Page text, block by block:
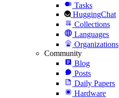
Tasks
HuggingChat
Collections
Languages
Organizations
Community
Blog
Posts
Daily Papers
Hardware